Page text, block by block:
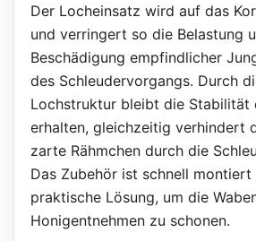
Der Locheinsatz wird auf das
und verringert so die Belastung
Beschädigung empfindlicher
des Schleudervorgangs. Durch
Lochstruktur bleibt die Stabilität
erhalten, gleichzeitig verhindert
zarte Rähmchen durch die
Das Zubehör ist schnell
praktische Lösung, um die
Honigentnehmen zu schonen.